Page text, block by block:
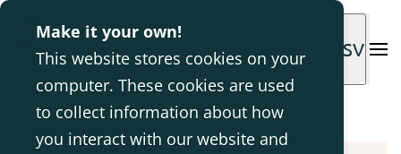
Make it your own!
This website stores cookies on your
computer. These cookies are used
to collect information about how
you interact with our website and
SV
Hem
Dynamiskt ståhjälpmedel
Innowalk för vuxna